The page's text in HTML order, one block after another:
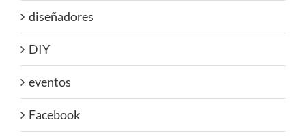
diseñadores
DIY
eventos
Facebook